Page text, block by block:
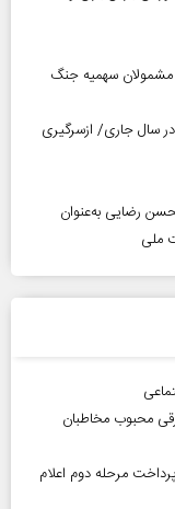
مشمولان سهمیه جنگ
سریال در سال جاری/ ازسرگیری
رضایی به‌عنوان
ملی
محبوب مخاطبان
دولت؛ زمان پرداخت مرحله دوم اعلام